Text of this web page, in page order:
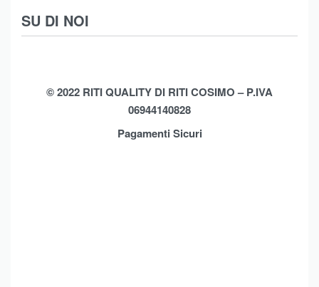
Moda Mare
SU DI NOI
Shop
Termini e Condizioni
Spedizioni
Privacy Policy
© 2022 RITI QUALITY DI RITI COSIMO – P.IVA
06944140828
Pagamenti Sicuri